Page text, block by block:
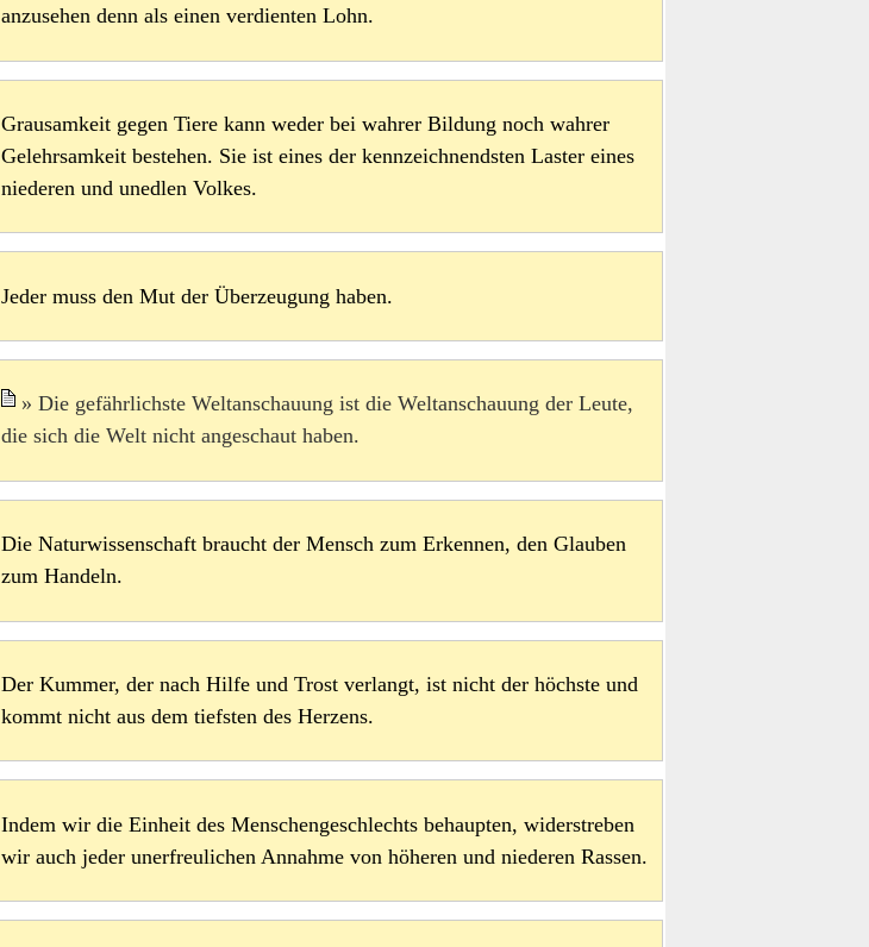
anzusehen denn als einen verdienten Lohn.
Grausamkeit gegen Tiere kann weder bei wahrer Bildung noch wahrer
Gelehrsamkeit bestehen. Sie ist eines der kennzeichnendsten Laster eines
niederen und unedlen Volkes.
Jeder muss den Mut der Überzeugung haben.
Die gefährlichste Weltanschauung ist die Weltanschauung der Leute,
die sich die Welt nicht angeschaut haben.
Die Naturwissenschaft braucht der Mensch zum Erkennen, den Glauben
zum Handeln.
Der Kummer, der nach Hilfe und Trost verlangt, ist nicht der höchste und
kommt nicht aus dem tiefsten des Herzens.
Indem wir die Einheit des Menschengeschlechts behaupten, widerstreben
wir auch jeder unerfreulichen Annahme von höheren und niederen Rassen.